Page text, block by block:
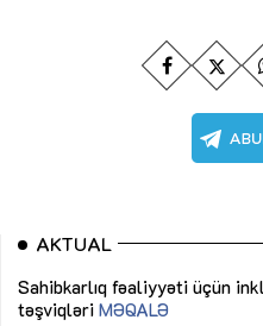
AKTUAL
Sahibkarlıq fəaliyyəti üçün
təşviqləri MƏQALƏ